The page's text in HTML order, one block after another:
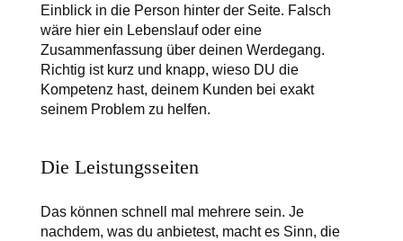
Einblick in die Person hinter der Seite. Falsch
wäre hier ein Lebenslauf oder eine
Zusammenfassung über deinen Werdegang.
Richtig ist kurz und knapp, wieso DU die
Kompetenz hast, deinem Kunden bei exakt
seinem Problem zu helfen.
Die Leistungsseiten
Das können schnell mal mehrere sein. Je
nachdem, was du anbietest, macht es Sinn, die